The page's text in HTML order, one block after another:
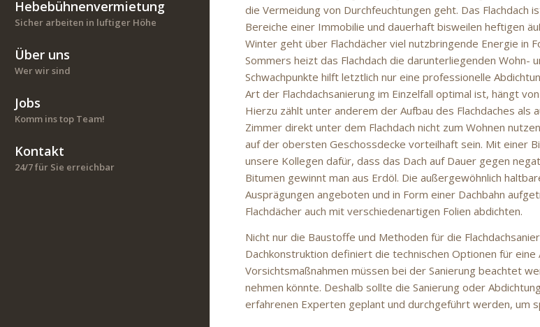
Hebebühnenvermietung
Sicher arbeiten in luftiger Höhe
Über uns
Wer wir sind
Jobs
Komm ins top Team!
Kontakt
24/7 für Sie erreichbar
die Vermeidung von Durchfeuchtungen geht. Das Flachdach
Bereiche einer Immobilie und dauerhaft bisweilen heftigen
Winter geht über Flachdächer viel nutzbringende Energie in
Sommers heizt das Flachdach die darunterliegenden Wohn-
Schwachpunkte hilft letztlich nur eine professionelle
Art der Flachdachsanierung im Einzelfall optimal ist, hängt
Hierzu zählt unter anderem der Aufbau des Flachdaches als
Zimmer direkt unter dem Flachdach nicht zum Wohnen
auf der obersten Geschossdecke vorteilhaft sein. Mit einer
unsere Kollegen dafür, dass das Dach auf Dauer gegen
Bitumen gewinnt man aus Erdöl. Die außergewöhnlich
Ausprägungen angeboten und in Form einer Dachbahn
Flachdächer auch mit verschiedenartigen Folien abdichten.
Nicht nur die Baustoffe und Methoden für die
Dachkonstruktion definiert die technischen Optionen für eine
Vorsichtsmaßnahmen müssen bei der Sanierung beachtet
nehmen könnte. Deshalb sollte die Sanierung oder
erfahrenen Experten geplant und durchgeführt werden, um